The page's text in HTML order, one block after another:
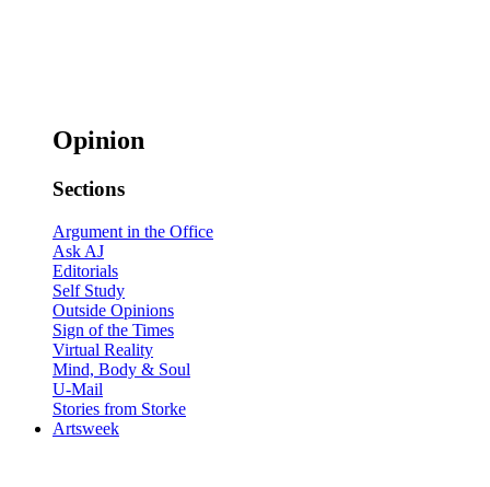
Opinion
Sections
Argument in the Office
Ask AJ
Editorials
Self Study
Outside Opinions
Sign of the Times
Virtual Reality
Mind, Body & Soul
U-Mail
Stories from Storke
Artsweek